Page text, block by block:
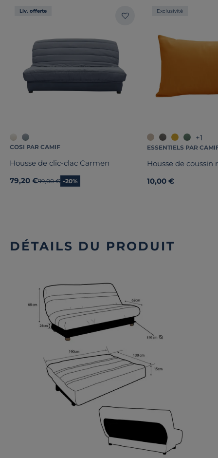
Liv. offerte
COSI PAR CAMIF
Housse de clic-clac Carmen
79,20 €Ancien prix
99,00 € -20%
Exclusivité
+1
ESSENTIELS PAR
Housse de coussin
10,00 €
DÉTAILS DU PRODUIT